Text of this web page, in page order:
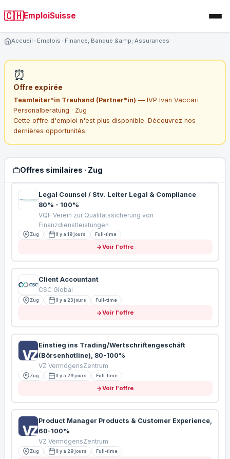
🇨🇭EmploiSuisse
Accueil Emplois Finance, Banque &amp; Assurances
⏰
Offre expirée
Teamleiter*in Treuhand (Partner*in) — IVP Ivan Vaccari
Personalberatung · Zug
Cette offre d'emploi n'est plus disponible. Découvrez nos
dernières opportunités.
Offres similaires · Zug
Legal Counsel / Stv. Leiter Legal & Compliance
80% - 100%
VQF Verein zur Qualitätssicherung von
Finanzdienstleistungen
Zug Il y a 19 jours Full-time
Voir l'offre
Client Accountant
CSC Global
Zug Il y a 23 jours Full-time
Voir l'offre
Einstieg ins Trading/Wertschriftengeschäft
(Börsenhotline), 80-100%
VZ VermögensZentrum
Zug Il y a 29 jours Full-time
Voir l'offre
Product Manager Products & Customer Experience,
60-100%
VZ VermögensZentrum
Zug Il y a 29 jours Full-time